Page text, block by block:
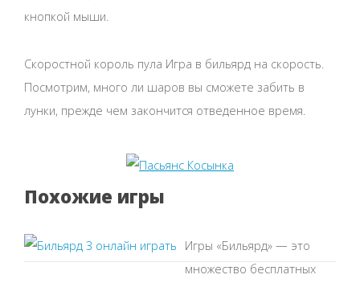
кнопкой мыши.
Скоростной король пула Игра в бильярд на скорость.
Посмотрим, много ли шаров вы сможете забить в
лунки, прежде чем закончится отведенное время.
Похожие игры
Игры «Бильярд» — это
множество бесплатных